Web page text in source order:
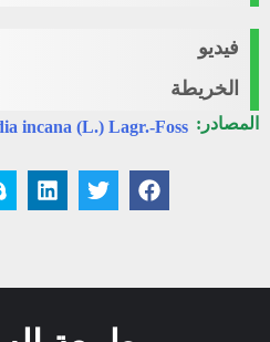
فيديو
الخريطة
المصادر: incana (L.) Lagr.-Foss.